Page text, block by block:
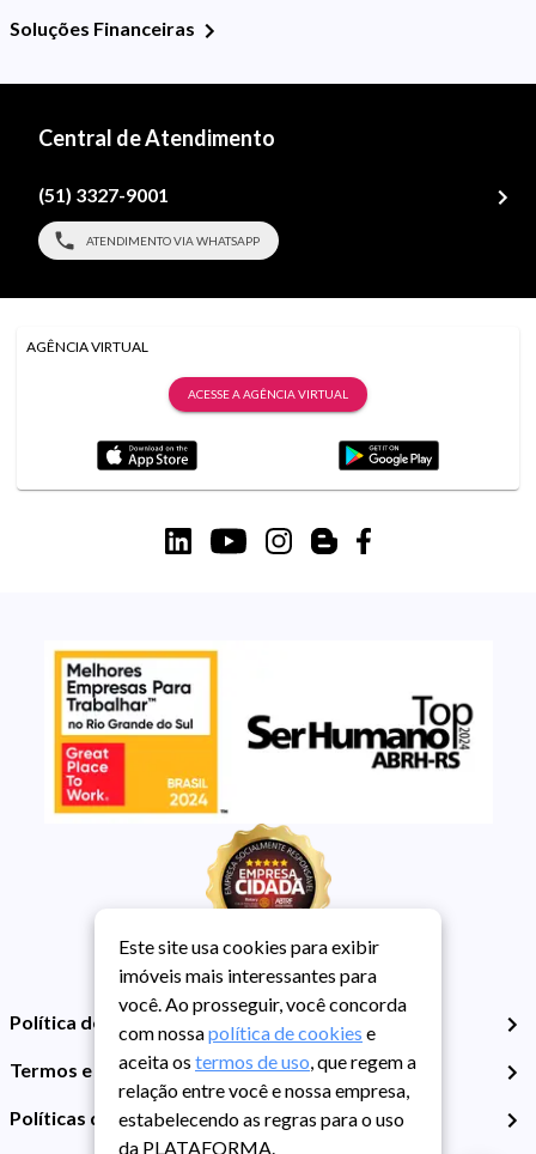
Soluções Financeiras
Central de Atendimento
(51) 3327-9001
ATENDIMENTO VIA WHATSAPP
AGÊNCIA VIRTUAL
ACESSE A AGÊNCIA VIRTUAL
Política de Privacidade
Termos e Condições de Uso
Políticas de Cookies
Este site usa cookies para exibir
imóveis mais interessantes para
você. Ao prosseguir, você concorda
com nossapolítica de cookies e
aceita os termos de uso, que regem a
relação entre você e nossa empresa,
estabelecendo as regras para o uso
da PLATAFORMA.